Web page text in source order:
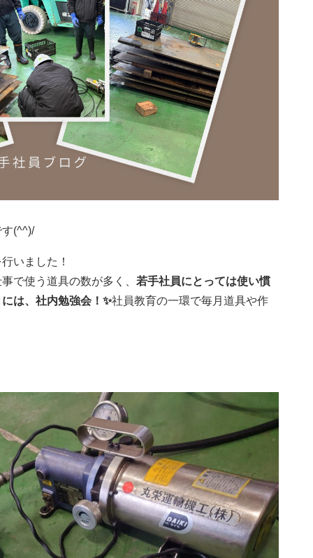
(^^)/
いました！
で使う道具の数が多く、 若手社員にとっては使い慣
は、社内勉強会！✨社員教育の一環で毎月道具や作